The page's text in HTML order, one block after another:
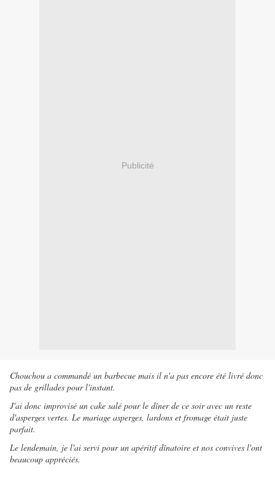
Publicité
Chouchou a commandé un barbecue mais il n'a pas encore été livré donc
pas de grillades pour l'instant.
J'ai donc improvisé un cake salé pour le dîner de ce soir avec un reste
d'asperges vertes. Le mariage asperges, lardons et fromage était juste
parfait.
Le lendemain, je l'ai servi pour un apéritif dînatoire et nos convives l'ont
beaucoup appréciés.